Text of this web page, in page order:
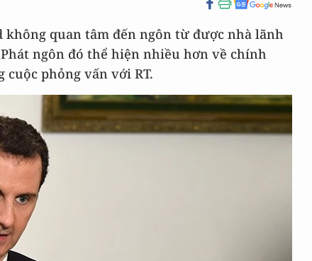
không quan tâm đến ngôn từ được nhà lãnh
ngôn đó thể hiện nhiều hơn về chính
phỏng vấn với RT.